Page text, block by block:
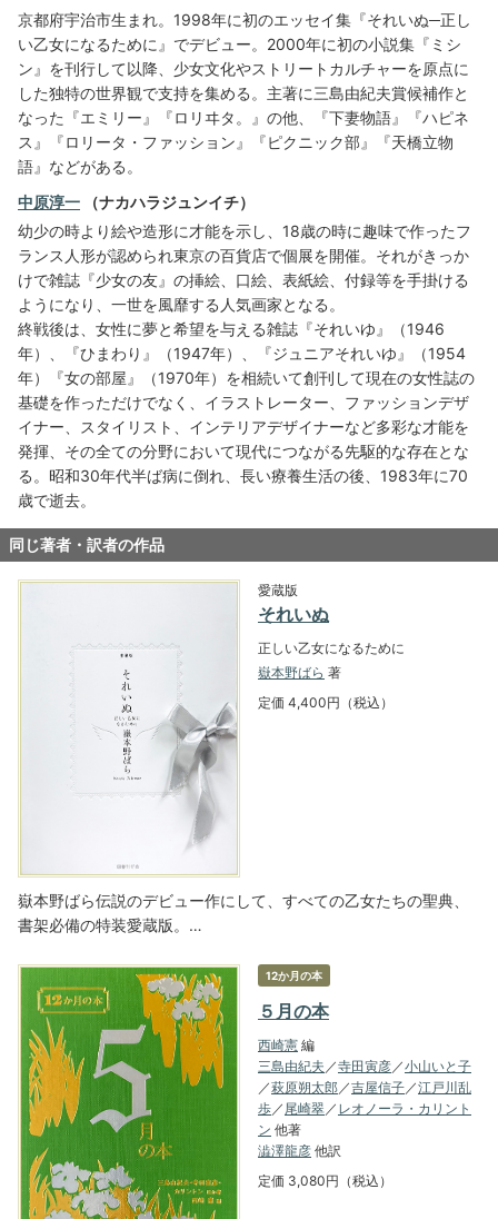
京都府宇治市生まれ。1998年に初のエッセイ集『それいぬ─正し
い乙女になるために』でデビュー。2000年に初の小説集『ミシ
ン』を刊行して以降、少女文化やストリートカルチャーを原点に
した独特の世界観で支持を集める。主著に三島由紀夫賞候補作と
なった『エミリー』『ロリヰタ。』の他、『下妻物語』『ハピネ
ス』『ロリータ・ファッション』『ピクニック部』『天橋立物
語』などがある。
中原淳一 （ナカハラジュンイチ）
幼少の時より絵や造形に才能を示し、18歳の時に趣味で作ったフ
ランス人形が認められ東京の百貨店で個展を開催。それがきっか
けで雑誌『少女の友』の挿絵、口絵、表紙絵、付録等を手掛ける
ようになり、一世を風靡する人気画家となる。
終戦後は、女性に夢と希望を与える雑誌『それいゆ』（1946
年）、『ひまわり』（1947年）、『ジュニアそれいゆ』（1954
年）『女の部屋』（1970年）を相続いて創刊して現在の女性誌の
基礎を作っただけでなく、イラストレーター、ファッションデザ
イナー、スタイリスト、インテリアデザイナーなど多彩な才能を
発揮、その全ての分野において現代につながる先駆的な存在とな
る。昭和30年代半ば病に倒れ、長い療養生活の後、1983年に70
歳で逝去。
同じ著者・訳者の作品
愛蔵版
それいぬ
正しい乙女になるために
嶽本野ばら 著
定価 4,400円（税込）
嶽本野ばら伝説のデビュー作にして、すべての乙女たちの聖典、
書架必備の特装愛蔵版。…
12か月の本
５月の本
西崎憲 編
三島由紀夫 ／寺田寅彦／小山いと子
／萩原朔太郎／吉屋信子／江戸川乱
歩／ 尾崎翠／ レオノーラ・カリント
ン 他著
澁澤龍彦 他訳
定価 3,080円（税込）